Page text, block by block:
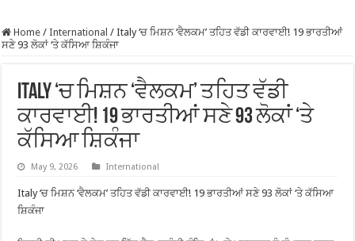
Home / International / Italy ‘ਚ ਮਿਸ਼ਨ ‘ਵੈਲਕਮ’ ਤਹਿਤ ਵੱਡੀ ਕਾਰਵਾਈ! 19 ਭਾਰਤੀਆਂ
ਸਣੇ 93 ਲੋਕਾਂ ‘ਤੇ ਕੱਸਿਆ ਸ਼ਿਕੰਜਾ
Italy ‘ਚ ਮਿਸ਼ਨ ‘ਵੈਲਕਮ’ ਤਹਿਤ ਵੱਡੀ
ਕਾਰਵਾਈ! 19 ਭਾਰਤੀਆਂ ਸਣੇ 93 ਲੋਕਾਂ ‘ਤੇ
ਕੱਸਿਆ ਸ਼ਿਕੰਜਾ
May 9, 2026 International
Italy ‘ਚ ਮਿਸ਼ਨ ‘ਵੈਲਕਮ’ ਤਹਿਤ ਵੱਡੀ ਕਾਰਵਾਈ! 19 ਭਾਰਤੀਆਂ ਸਣੇ 93 ਲੋਕਾਂ ‘ਤੇ ਕੱਸਿਆ
ਸ਼ਿਕੰਜਾ